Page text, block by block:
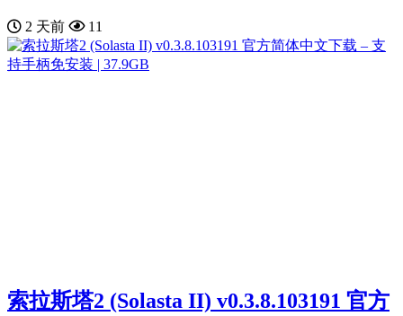
2 天前 11
索拉斯塔2 (Solasta II) v0.3.8.103191 官方